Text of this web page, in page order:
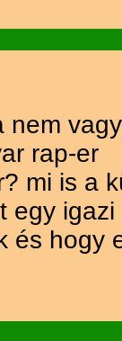
nem
rap-er
mi is a
egy
és hogy